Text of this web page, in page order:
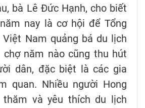
bà Lê Đức Hạnh, cho biết
nay là cơ hội để Tổng
Việt Nam quảng bá du lịch
năm nào cũng thu hút
dân, đặc biệt là các gia
quan. Nhiều người Hong
thăm và yêu thích du lịch